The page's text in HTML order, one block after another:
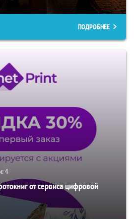
ПОДРОБНЕЕ
4
от сервиса цифровой